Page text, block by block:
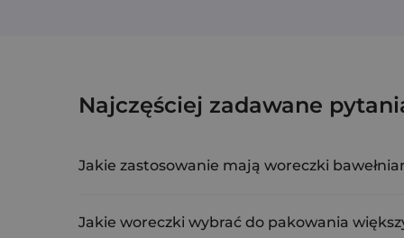
Woreczki bawełniano-
Najczęściej zadawane
Jakie zastosowanie mają woreczki
Jakie woreczki wybrać do pakowania